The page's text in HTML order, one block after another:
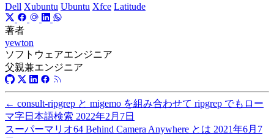
Dell Xubuntu Ubuntu Xfce Latitude
著者
yewton
ソフトウェアエンジニア
父親兼エンジニア
← consult-ripgrep と migemo を組み合わせて ripgrep でもロー
マ字日本語検索 2022年2月7日
スーパーマリオ64 Behind Camera Anywhere とは 2021年6月7